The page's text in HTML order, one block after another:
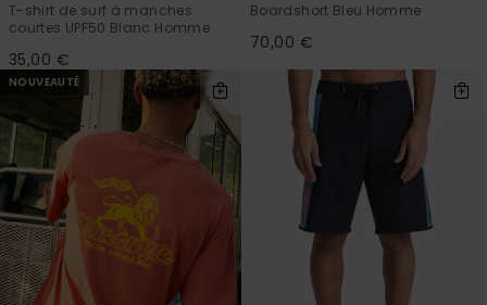
T-shirt de surf à manches
courtes UPF50 Blanc Homme
35,00 €
Boardshort Bleu Homme
70,00 €
NOUVEAUTÉ